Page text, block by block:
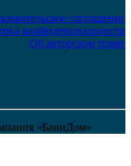
соглашение
конфиденциальности
Об авторском праве
«БаниДом»